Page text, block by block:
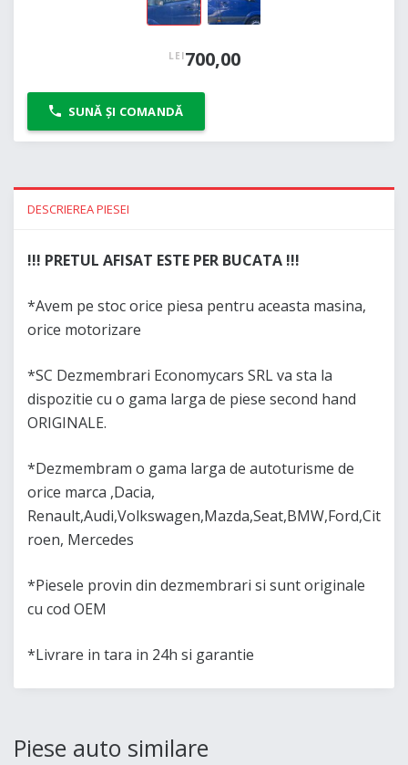
LEI700,00
SUNĂ ȘI COMANDĂ
DESCRIEREA PIESEI
!!! PRETUL AFISAT ESTE PER BUCATA !!!
*Avem pe stoc orice piesa pentru aceasta masina,
orice motorizare
*SC Dezmembrari Economycars SRL va sta la
dispozitie cu o gama larga de piese second hand
ORIGINALE.
*Dezmembram o gama larga de autoturisme de
orice marca ,Dacia,
Renault,Audi,Volkswagen,Mazda,Seat,BMW,Ford,Cit
roen, Mercedes
*Piesele provin din dezmembrari si sunt originale
cu cod OEM
*Livrare in tara in 24h si garantie
Piese auto similare